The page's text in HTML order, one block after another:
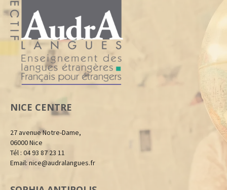
NICE CENTRE
27 avenue Notre-Dame,
06000 Nice
Tél : 04 93 87 23 11
Email: nice@audralangues.fr